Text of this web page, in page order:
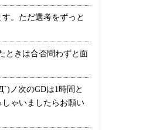
。ただ選考をずっと
ときは合否問わずと面
ノ次のGDは1時間と
ゃいましたらお願い